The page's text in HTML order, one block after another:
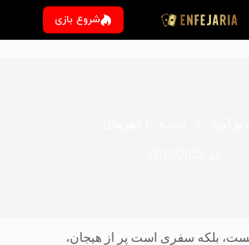
شروع بازی
بلکه سفری است پر از هیجان،